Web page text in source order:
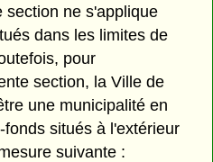
section ne s'applique
dans les limites de
pour
section, la Ville de
une municipalité en
situés à l'extérieur
suivante :